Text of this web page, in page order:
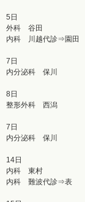
5日
外科 谷田
内科 川越代診⇒園田
7日
内分泌科 保川
8日
整形外科 西潟
7日
内分泌科 保川
14日
内科 東村
内科 難波代診⇒表